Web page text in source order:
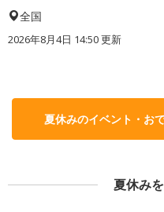
全国
2026年8月4日 14:50更新
夏休みのイベント・お
夏休み